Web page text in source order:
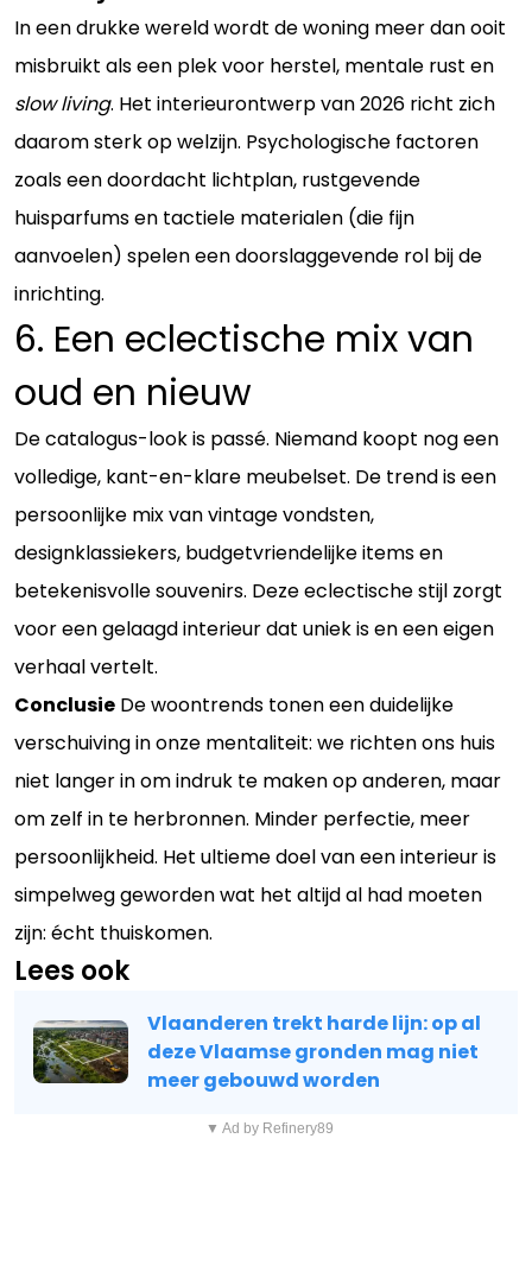
In een drukke wereld wordt de woning meer dan ooit
misbruikt als een plek voor herstel, mentale rust en
slow living. Het interieurontwerp van 2026 richt zich
daarom sterk op welzijn. Psychologische factoren
zoals een doordacht lichtplan, rustgevende
huisparfums en tactiele materialen (die fijn
aanvoelen) spelen een doorslaggevende rol bij de
inrichting.
6. Een eclectische mix van
oud en nieuw
De catalogus-look is passé. Niemand koopt nog een
volledige, kant-en-klare meubelset. De trend is een
persoonlijke mix van vintage vondsten,
designklassiekers, budgetvriendelijke items en
betekenisvolle souvenirs. Deze eclectische stijl zorgt
voor een gelaagd interieur dat uniek is en een eigen
verhaal vertelt.
Conclusie De woontrends tonen een duidelijke
verschuiving in onze mentaliteit: we richten ons huis
niet langer in om indruk te maken op anderen, maar
om zelf in te herbronnen. Minder perfectie, meer
persoonlijkheid. Het ultieme doel van een interieur is
simpelweg geworden wat het altijd al had moeten
zijn: écht thuiskomen.
Lees ook
Vlaanderen trekt harde lijn: op al
deze Vlaamse gronden mag niet
meer gebouwd worden
▼ Ad by Refinery89